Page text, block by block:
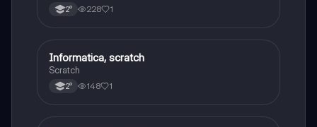
2° 228 1
Física
Informatica, scratch
Scratch
2° 148 1